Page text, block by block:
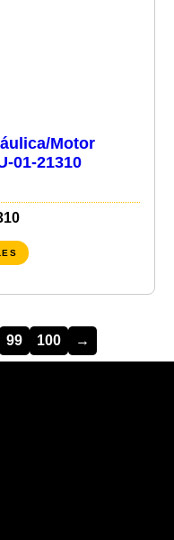
Motor
01-21310
99 100 →